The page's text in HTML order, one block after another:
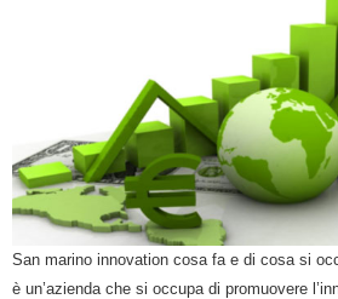
San marino innovation cosa fa e di cosa si
è un’azienda che si occupa di promuovere